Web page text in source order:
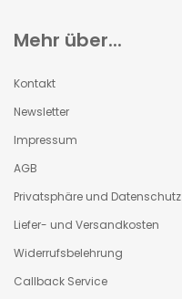
Mehr über...
Kontakt
Newsletter
Impressum
AGB
Privatsphäre und Datenschutz
Liefer- und Versandkosten
Widerrufsbelehrung
Callback Service